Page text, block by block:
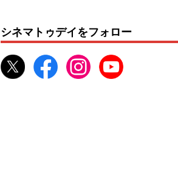
シネマトゥデイをフォロー